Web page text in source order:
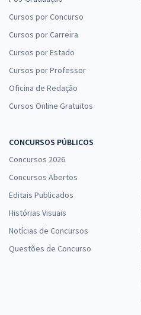
Cursos por Concurso
Cursos por Carreira
Cursos por Estado
Cursos por Professor
Oficina de Redação
Cursos Online Gratuitos
CONCURSOS PÚBLICOS
Concursos 2026
Concursos Abertos
Editais Publicados
Histórias Visuais
Notícias de Concursos
Questões de Concurso